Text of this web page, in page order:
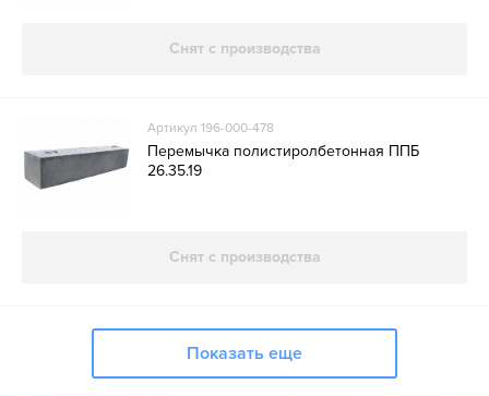
Снят с производства
Артикул 196-000-478
Перемычка полистиролбетонная ППБ
26.35.19
Снят с производства
Показать еще